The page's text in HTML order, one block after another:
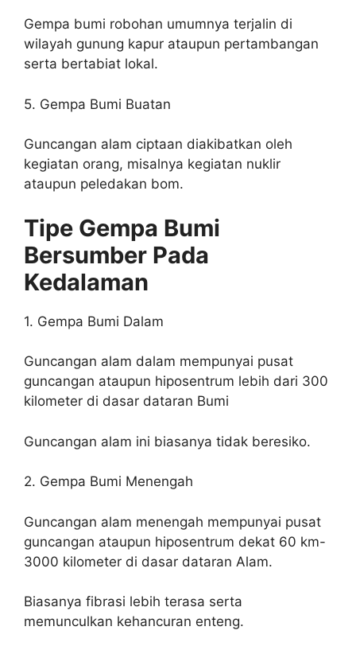
Gempa bumi robohan umumnya terjalin di
wilayah gunung kapur ataupun pertambangan
serta bertabiat lokal.
5. Gempa Bumi Buatan
Guncangan alam ciptaan diakibatkan oleh
kegiatan orang, misalnya kegiatan nuklir
ataupun peledakan bom.
Tipe Gempa Bumi
Bersumber Pada
Kedalaman
1. Gempa Bumi Dalam
Guncangan alam dalam mempunyai pusat
guncangan ataupun hiposentrum lebih dari 300
kilometer di dasar dataran Bumi
Guncangan alam ini biasanya tidak beresiko.
2. Gempa Bumi Menengah
Guncangan alam menengah mempunyai pusat
guncangan ataupun hiposentrum dekat 60 km-
3000 kilometer di dasar dataran Alam.
Biasanya fibrasi lebih terasa serta
memunculkan kehancuran enteng.